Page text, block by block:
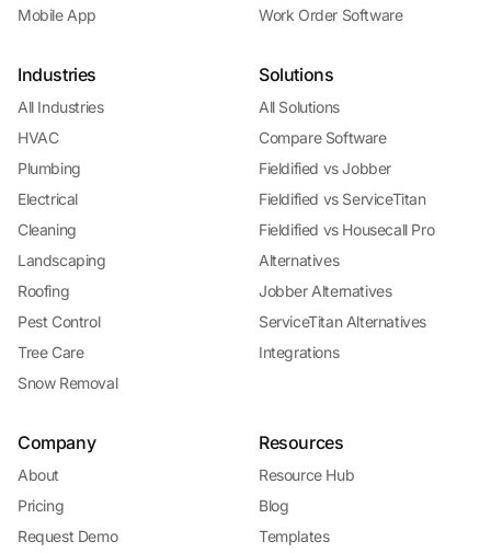
Mobile App
Work Order Software
Industries
All Industries
HVAC
Plumbing
Electrical
Cleaning
Landscaping
Roofing
Pest Control
Tree Care
Snow Removal
Solutions
All Solutions
Compare Software
Fieldified vs Jobber
Fieldified vs ServiceTitan
Fieldified vs Housecall Pro
Alternatives
Jobber Alternatives
ServiceTitan Alternatives
Integrations
Company
About
Pricing
Request Demo
Resources
Resource Hub
Blog
Templates